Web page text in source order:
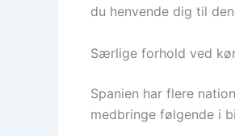
du henvende dig til
Særlige forhold ved
Spanien har flere
medbringe følgende i